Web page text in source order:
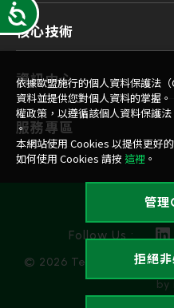
Accessibility
核心技術
資訊中心
服務專區
© 2026 Team Group Inc.
by
隱
Follow Us :
依據歐盟施行的個人資料保護法
資料並提供您對個人資料的掌握
權政策，以遵循該個人資料保護
。
本網站使用 Cookies 以提供更好
如何使用 Cookies 請按 這裡 。
拒絕非
管理